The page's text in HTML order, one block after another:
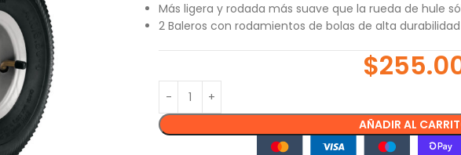
Más ligera y rodada más suave que la rueda de hule
2 Baleros con rodamientos de bolas de alta durabilidad
$
AÑADIR AL